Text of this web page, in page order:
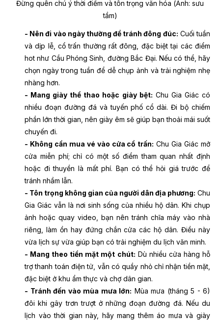
Đừng quên chú ý thời điểm và tôn trọng văn hóa (Ảnh: sưu
tầm)
- Nên đi vào ngày thường để tránh đông đúc: Cuối tuần
và dịp lễ, cổ trấn thường rất đông, đặc biệt tại các điểm
hot như Cầu Phóng Sinh, đường Bắc Đại. Nếu có thể, hãy
chọn ngày trong tuần để dễ chụp ảnh và trải nghiệm nhẹ
nhàng hơn.
- Mang giày thể thao hoặc giày bệt: Chu Gia Giác có
nhiều đoạn đường đá và tuyến phố cổ dài. Đi bộ chiếm
phần lớn thời gian, nên giày êm sẽ giúp bạn thoải mái suốt
chuyến đi.
- Không cần mua vé vào cửa cổ trấn: Chu Gia Giác mở
cửa miễn phí; chỉ có một số điểm tham quan nhất định
hoặc đi thuyền là mất phí. Bạn có thể hỏi giá trước để
tránh nhầm lẫn.
- Tôn trọng không gian của người dân địa phương: Chu
Gia Giác vẫn là nơi sinh sống của nhiều hộ dân. Khi chụp
ảnh hoặc quay video, bạn nên tránh chĩa máy vào nhà
riêng, làm ồn hay đứng chắn cửa các hộ dân. Điều này
vừa lịch sự vừa giúp bạn có trải nghiệm du lịch văn minh.
- Mang theo tiền mặt một chút: Dù nhiều cửa hàng hỗ
trợ thanh toán điện tử, vẫn có quầy nhỏ chỉ nhận tiền mặt,
đặc biệt ở khu ẩm thực và chợ dân gian.
- Tránh đến vào mùa mưa lớn: Mùa mưa (tháng 5 - 6)
đôi khi gây trơn trượt ở những đoạn đường đá. Nếu du
lịch vào thời gian này, hãy mang thêm áo mưa và giày